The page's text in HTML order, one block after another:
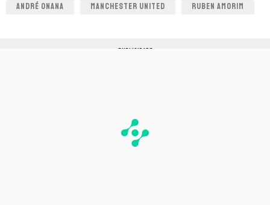
ANDRÉ ONANA MANCHESTER UNITED RUBEN AMORIM
PUBLICIDADE